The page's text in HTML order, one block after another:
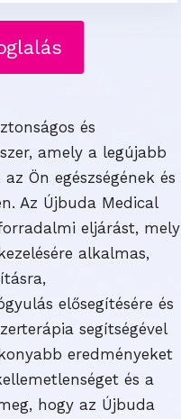
és
amely a legújabb
Ön egészségének és
Az Újbuda Medical
eljárást, mely
alkalmas,
elősegítésére és
segítségével
eredményeket
és a
hogy az Újbuda